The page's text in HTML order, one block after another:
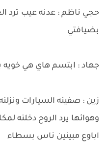
حجي ناظم : عدنه عيب ترد
بضيافتي
جهاد : ابتسم هاي هي خويه
زين : صفينه السيارات
وهوائها يرد الروح دخلنه
اباوع مبينين ناس بسطاء